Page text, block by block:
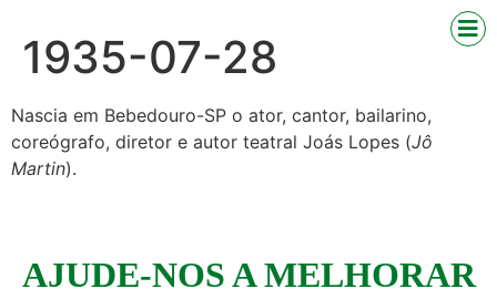
1935-07-28
Nascia em Bebedouro-SP o ator, cantor, bailarino,
coreógrafo, diretor e autor teatral Joás Lopes (Jô
Martin).
AJUDE-NOS A MELHORAR